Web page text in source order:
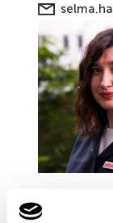
Mag. a